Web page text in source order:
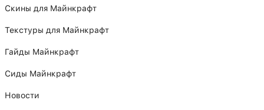
Скины для Майнкрафт
Текстуры для Майнкрафт
Гайды Майнкрафт
Сиды Майнкрафт
Новости